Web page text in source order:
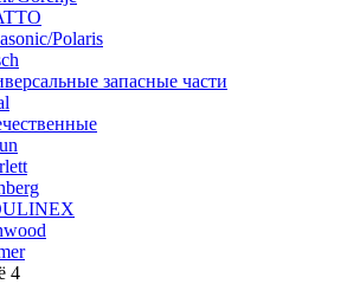
Polaris
запасные части
4